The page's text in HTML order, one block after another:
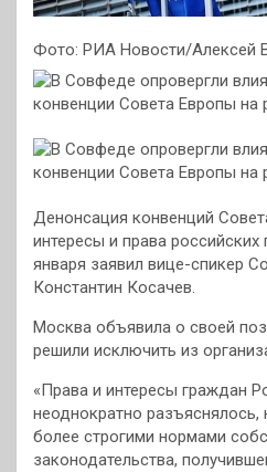
Фото: РИА Новости/Алексей
Денонсация конвенций
интересы и права
января заявил вице-спикер
Константин Косачев.
Москва объявила о своей
решили исключить из
«Права и интересы граждан
неоднократно
более строгими нормами
законодательства,